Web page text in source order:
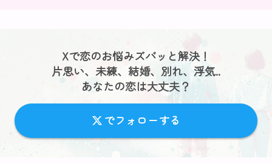
Xで恋のお悩みズバッと解決！
片思い、未練、結婚、別れ、浮気..
あなたの恋は大丈夫？
でフォローする